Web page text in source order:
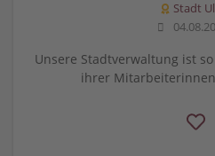
Stadt
Unsere Stadtverwaltung ist
ihrer